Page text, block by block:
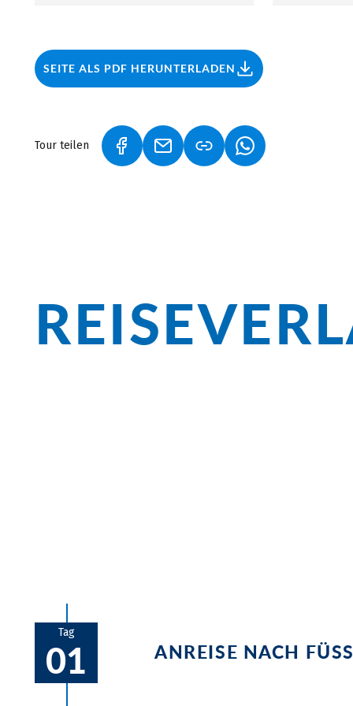
SEITE ALS PDF HERUNTERLADEN
Tour teilen (LINK ÖFFNET IN NEUEM TAB)
(LINK ÖFFNET IN NEUEM TAB)
(LINK ÖFFNET IN
Tag
01 ANREISE NACH